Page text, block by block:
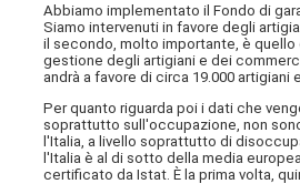
Abbiamo implementato il Fondo di
Siamo intervenuti in favore degli
il secondo, molto importante, è quello
gestione degli artigiani e dei
andrà a favore di circa 19.000
Per quanto riguarda poi i dati che
soprattutto sull'occupazione, non
l'Italia, a livello soprattutto di
l'Italia è al di sotto della media
certificato da Istat. È la prima volta,